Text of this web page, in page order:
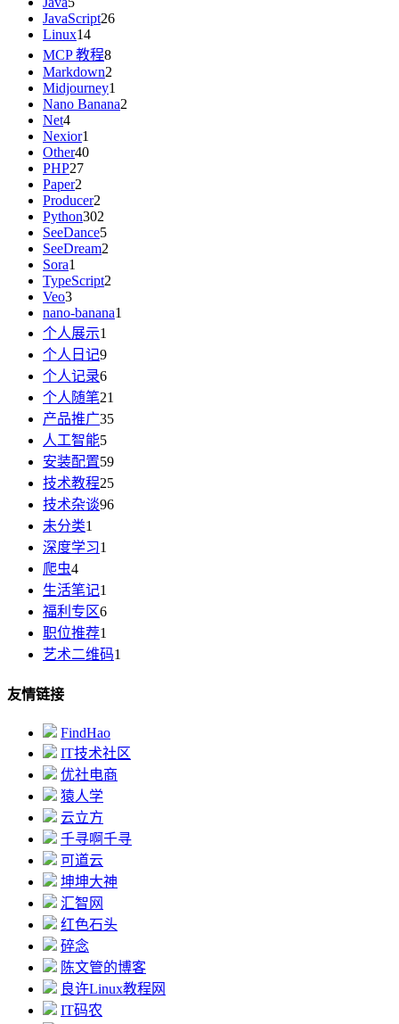
JavaScript26
Linux14
MCP 教程8
Markdown2
Midjourney1
Nano Banana2
Net4
Nexior1
Other40
PHP27
Paper2
Producer2
Python302
SeeDance5
SeeDream2
Sora1
TypeScript2
Veo3
nano-banana1
个人展示1
个人日记9
个人记录6
个人随笔21
产品推广35
人工智能5
安装配置59
技术教程25
技术杂谈96
未分类1
深度学习1
爬虫4
生活笔记1
福利专区6
职位推荐1
艺术二维码1
友情链接
FindHao
IT技术社区
优社电商
猿人学
云立方
千寻啊千寻
可道云
坤坤大神
汇智网
红色石头
碎念
陈文管的博客
良许Linux教程网
IT码农